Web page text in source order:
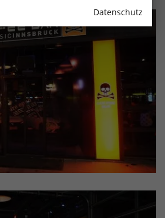
Datenschutz